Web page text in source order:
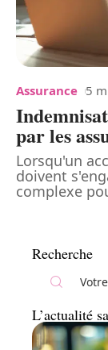
Assurance 5
par les
Lorsqu'un
doivent
complexe
Recherche
L’actualité